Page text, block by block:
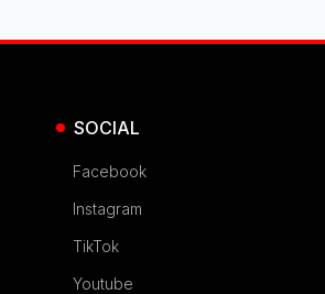
SOCIAL
Facebook
Instagram
TikTok
Youtube